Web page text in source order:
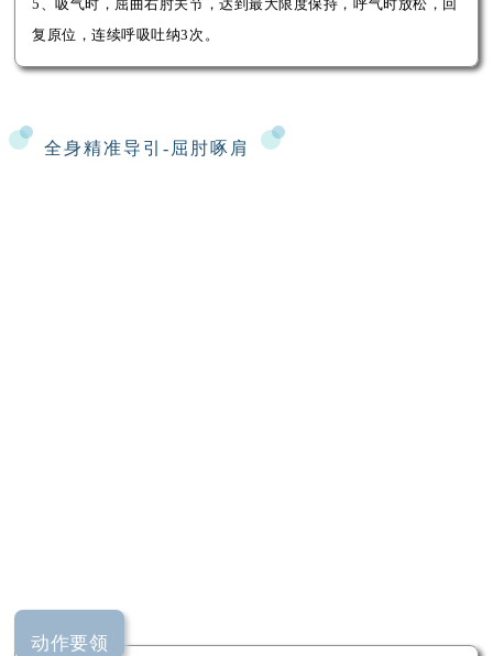
5、吸气时，屈曲右肘关节，达到最大限度保持，呼气时放松，回
复原位，连续呼吸吐纳3次。
全身精准导引-屈肘啄肩
动作要领